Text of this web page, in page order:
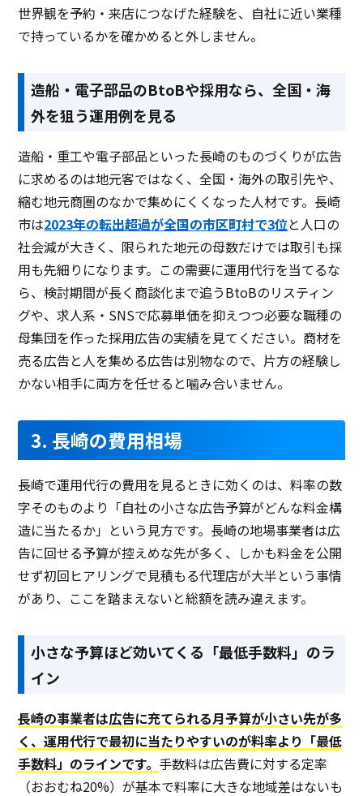
世界観を予約・来店につなげた経験を、自社に近い業種
で持っているかを確かめると外しません。
造船・電子部品のBtoBや採用なら、全国・海
外を狙う運用例を見る
造船・重工や電子部品といった長崎のものづくりが広告
に求めるのは地元客ではなく、全国・海外の取引先や、
縮む地元商圏のなかで集めにくくなった人材です。長崎
市は2023年の転出超過が全国の市区町村で3位と人口の
社会減が大きく、限られた地元の母数だけでは取引も採
用も先細りになります。この需要に運用代行を当てるな
ら、検討期間が長く商談化まで追うBtoBのリスティン
グや、求人系・SNSで応募単価を抑えつつ必要な職種の
母集団を作った採用広告の実績を見てください。商材を
売る広告と人を集める広告は別物なので、片方の経験し
かない相手に両方を任せると噛み合いません。
3. 長崎の費用相場
長崎で運用代行の費用を見るときに効くのは、料率の数
字そのものより「自社の小さな広告予算がどんな料金構
造に当たるか」という見方です。長崎の地場事業者は広
告に回せる予算が控えめな先が多く、しかも料金を公開
せず初回ヒアリングで見積もる代理店が大半という事情
があり、ここを踏まえないと総額を読み違えます。
小さな予算ほど効いてくる「最低手数料」のラ
イン
長崎の事業者は広告に充てられる月予算が小さい先が多
く、運用代行で最初に当たりやすいのが料率より「最低
手数料」のラインです。 手数料は広告費に対する定率
（おおむね20%）が基本で料率に大きな地域差はないも